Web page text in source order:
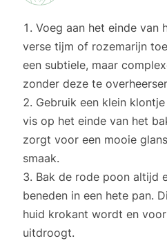
Voeg aan het einde van
verse tijm of rozemarijn
een subtiele, maar
zonder deze te
Gebruik een klein
vis op het einde van het
zorgt voor een mooie
smaak.
Bak de rode poon altijd
beneden in een hete pan.
huid krokant wordt en
uitdroogt.